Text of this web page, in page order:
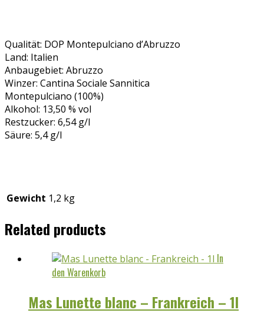
Qualität: DOP Montepulciano d’Abruzzo
Land: Italien
Anbaugebiet: Abruzzo
Winzer: Cantina Sociale Sannitica
Montepulciano (100%)
Alkohol: 13,50 % vol
Restzucker: 6,54 g/l
Säure: 5,4 g/l
Gewicht 1,2 kg
Related products
In
den Warenkorb
Mas Lunette blanc – Frankreich – 1l